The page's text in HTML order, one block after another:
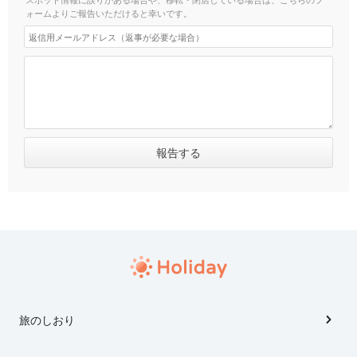
ォームよりご報告いただけると幸いです。
旅のしおり